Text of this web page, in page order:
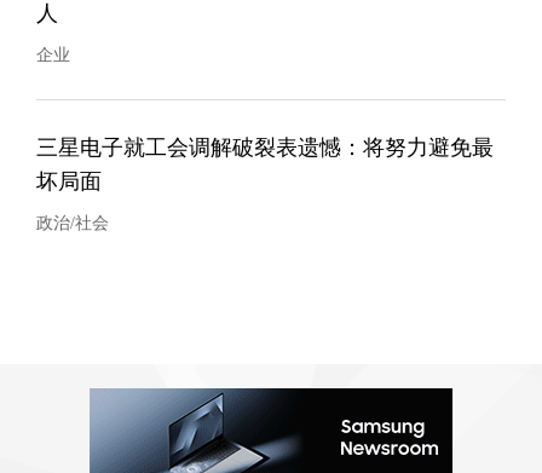
人
企业
三星电子就工会调解破裂表遗憾：将努力避免最
坏局面
政治/社会